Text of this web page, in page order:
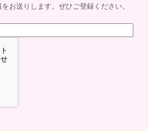
お送りします。ぜひご登録ください。